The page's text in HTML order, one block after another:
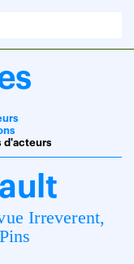
d'acteurs
Irreverent,